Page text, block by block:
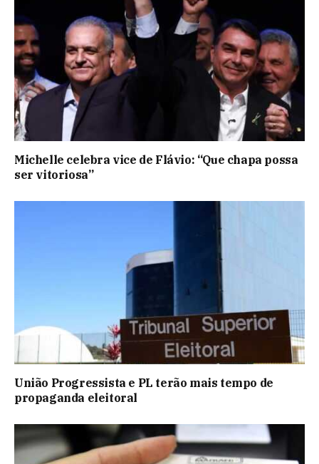
Michelle celebra vice de Flávio: “Que chapa possa
ser vitoriosa”
União Progressista e PL terão mais tempo de
propaganda eleitoral